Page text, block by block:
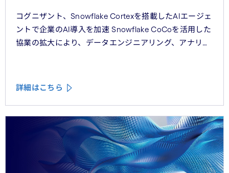
コグニザント、Snowflake Cortexを搭載したAIエージェ
ントで企業のAI導入を加速 Snowflake CoCoを活用した
協業の拡大により、データエンジニアリング、アナリ
詳細はこちら